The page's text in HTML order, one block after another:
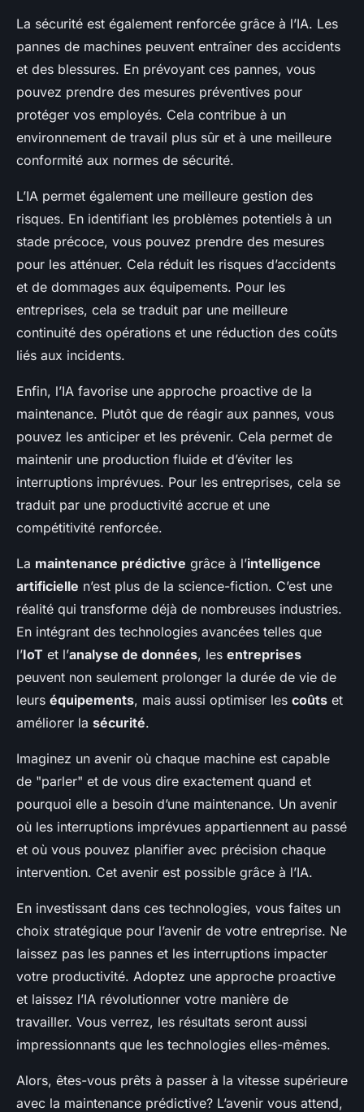
La sécurité est également renforcée grâce à l’IA. Les
pannes de machines peuvent entraîner des accidents
et des blessures. En prévoyant ces pannes, vous
pouvez prendre des mesures préventives pour
protéger vos employés. Cela contribue à un
environnement de travail plus sûr et à une meilleure
conformité aux normes de sécurité.
L’IA permet également une meilleure gestion des
risques. En identifiant les problèmes potentiels à un
stade précoce, vous pouvez prendre des mesures
pour les atténuer. Cela réduit les risques d’accidents
et de dommages aux équipements. Pour les
entreprises, cela se traduit par une meilleure
continuité des opérations et une réduction des coûts
liés aux incidents.
Enfin, l’IA favorise une approche proactive de la
maintenance. Plutôt que de réagir aux pannes, vous
pouvez les anticiper et les prévenir. Cela permet de
maintenir une production fluide et d’éviter les
interruptions imprévues. Pour les entreprises, cela se
traduit par une productivité accrue et une
compétitivité renforcée.
La maintenance prédictive grâce à l’intelligence
artificielle n’est plus de la science-fiction. C’est une
réalité qui transforme déjà de nombreuses industries.
En intégrant des technologies avancées telles que
l’IoT et l’analyse de données, les entreprises
peuvent non seulement prolonger la durée de vie de
leurs équipements, mais aussi optimiser les coûts et
améliorer la sécurité.
Imaginez un avenir où chaque machine est capable
de "parler" et de vous dire exactement quand et
pourquoi elle a besoin d’une maintenance. Un avenir
où les interruptions imprévues appartiennent au passé
et où vous pouvez planifier avec précision chaque
intervention. Cet avenir est possible grâce à l’IA.
En investissant dans ces technologies, vous faites un
choix stratégique pour l’avenir de votre entreprise. Ne
laissez pas les pannes et les interruptions impacter
votre productivité. Adoptez une approche proactive
et laissez l’IA révolutionner votre manière de
travailler. Vous verrez, les résultats seront aussi
impressionnants que les technologies elles-mêmes.
Alors, êtes-vous prêts à passer à la vitesse supérieure
avec la maintenance prédictive? L’avenir vous attend,